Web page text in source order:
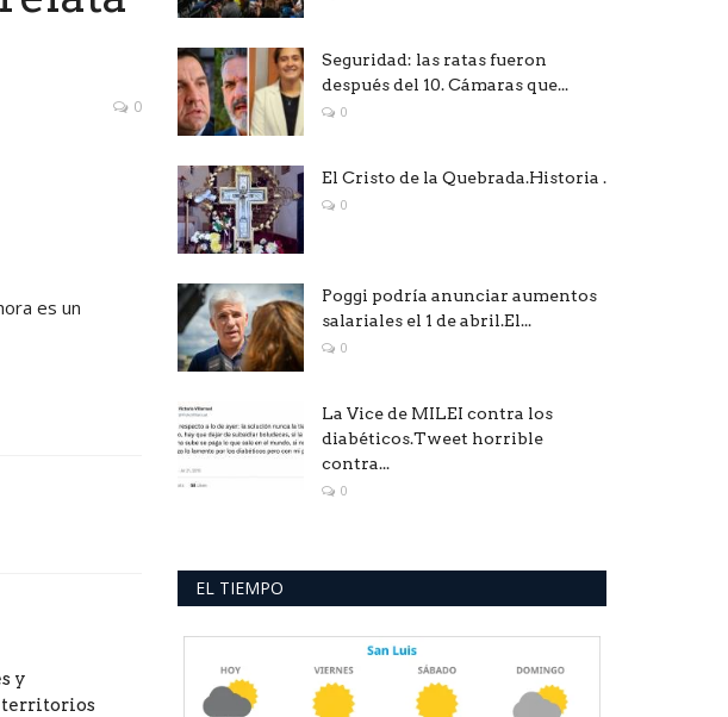
0
es un
y
territorios
Seguridad: las ratas fueron
después del 10. Cámaras que...
0
El Cristo de la Quebrada.Historia .
0
Poggi podría anunciar aumentos
salariales el 1 de abril.El...
0
La Vice de MILEI contra los
diabéticos.Tweet horrible
contra...
0
EL TIEMPO